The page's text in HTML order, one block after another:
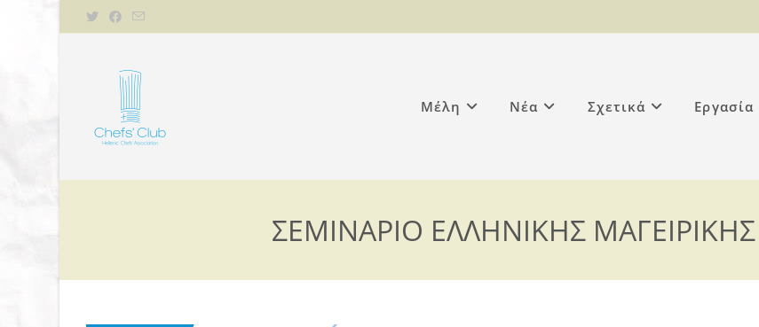
Μέλη Νέα Σχετικά Εργασία
ΣΕΜΙΝΑΡΙΟ ΕΛΛΗΝΙΚΗΣ